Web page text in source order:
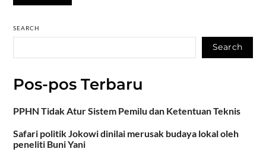
SEARCH
Search
Pos-pos Terbaru
PPHN Tidak Atur Sistem Pemilu dan Ketentuan Teknis
Safari politik Jokowi dinilai merusak budaya lokal oleh
peneliti Buni Yani